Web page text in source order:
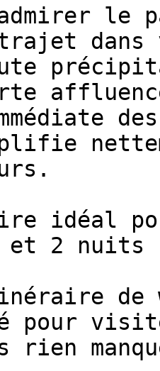
le
dans
idéal
et 2 nuits
de
pour
rien